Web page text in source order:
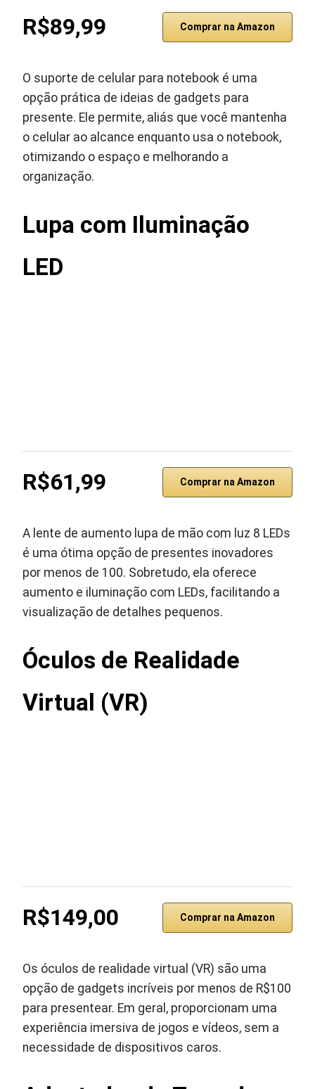
R$89,99 Comprar na Amazon
O suporte de celular para notebook é uma
opção prática de ideias de gadgets para
presente. Ele permite, aliás que você mantenha
o celular ao alcance enquanto usa o notebook,
otimizando o espaço e melhorando a
organização.
Lupa com Iluminação
LED
R$61,99 Comprar na Amazon
A lente de aumento lupa de mão com luz 8 LEDs
é uma ótima opção de presentes inovadores
por menos de 100. Sobretudo, ela oferece
aumento e iluminação com LEDs, facilitando a
visualização de detalhes pequenos.
Óculos de Realidade
Virtual (VR)
R$149,00 Comprar na Amazon
Os óculos de realidade virtual (VR) são uma
opção de gadgets incríveis por menos de R$100
para presentear. Em geral, proporcionam uma
experiência imersiva de jogos e vídeos, sem a
necessidade de dispositivos caros.